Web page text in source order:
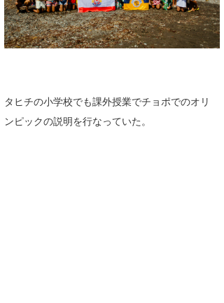
タヒチの小学校でも課外授業でチョポでのオリ
ンピックの説明を行なっていた。